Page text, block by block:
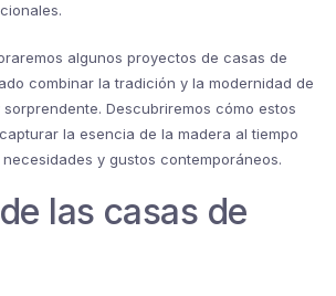
algunos proyectos de casas de
combinar la tradición y la modernidad de
Descubriremos cómo estos
la esencia de la madera al tiempo
y gustos contemporáneos.
las casas de